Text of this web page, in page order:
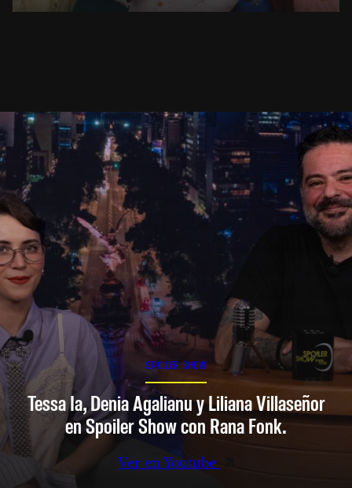
SPOILER SHOW
Tessa Ia, Denia Agalianu y Liliana Villaseñor
en Spoiler Show con Rana Fonk.
Ver en Youtube